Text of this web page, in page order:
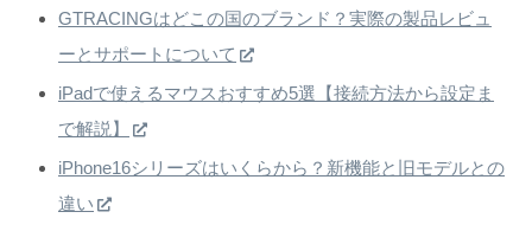
GTRACINGはどこの国のブランド？実際の製品レビュ
ーとサポートについて
iPadで使えるマウスおすすめ5選【接続方法から設定ま
で解説】
iPhone16シリーズはいくらから？新機能と旧モデルとの
違い